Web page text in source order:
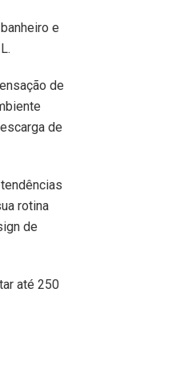
e
de
de
rotina
de
até 250